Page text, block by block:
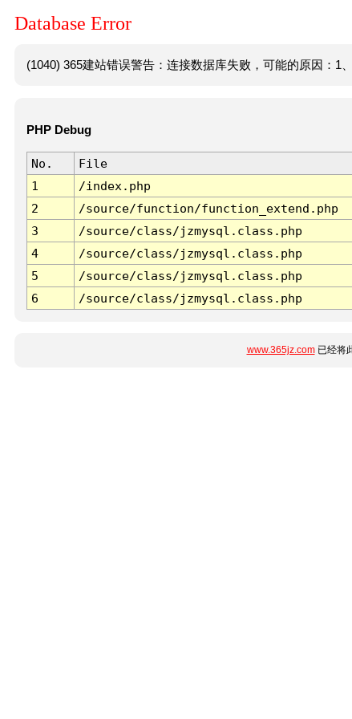
Database Error
(1040) 365建站错误警告：连接数据库失败，可能的原因：1
PHP Debug
No. File
1
/index.php
2
/source/function/function_extend.php
3
/source/class/jzmysql.class.php
4
/source/class/jzmysql.class.php
5
/source/class/jzmysql.class.php
6
/source/class/jzmysql.class.php
www.365jz.com已经将